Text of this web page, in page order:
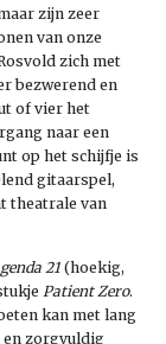
zijn zeer
van onze
zich met
bezwerend en
of vier het
naar een
op het schijfje is
gitaarspel,
theatrale van
21(hoekig,
Patient Zero.
kan met lang
zorgvuldig